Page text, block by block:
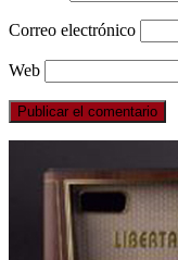
Correo electrónico
Web